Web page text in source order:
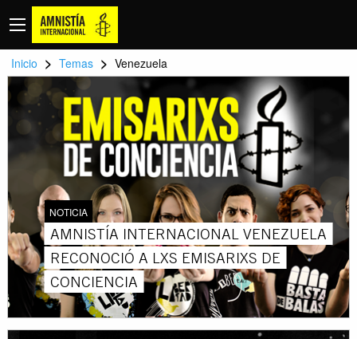
Inicio > Temas > Venezuela
NOTICIA
AMNISTÍA INTERNACIONAL VENEZUELA
RECONOCIÓ A LXS EMISARIXS DE
CONCIENCIA